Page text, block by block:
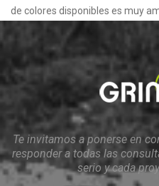
de colores disponibles es muy
Te invitamos a ponerse en
responder a todas las
serio y cada